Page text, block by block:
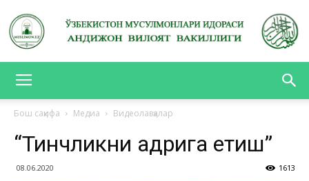
ВИЛОЯТ
Бош саҳифа Медиа Видеолавҳалар
“Тинчликни қадрига етиш”
08.06.2020 1613